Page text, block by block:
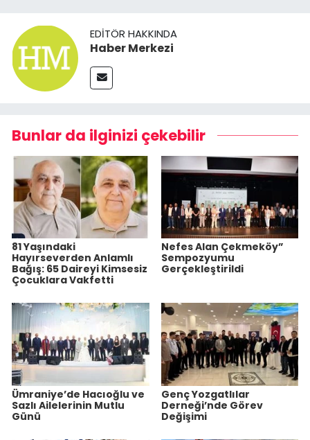
EDITÖR HAKKINDA
Haber Merkezi
Bunlar da ilginizi çekebilir
81 Yaşındaki
Hayırseverden Anlamlı
Bağış: 65 Daireyi Kimsesiz
Çocuklara Vakfetti
Nefes Alan Çekmeköy”
Sempozyumu
Gerçekleştirildi
Ümraniye’de Hacıoğlu ve
Sazlı Ailelerinin Mutlu
Günü
Genç Yozgatlılar
Derneği’nde Görev
Değişimi